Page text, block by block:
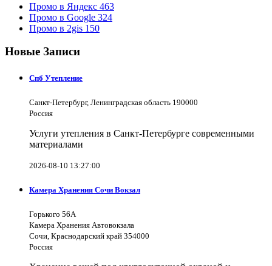
Промо в Яндекс 463
Промо в Google 324
Промо в 2gis 150
Новые Записи
Спб Утепление
Санкт-Петербург, Ленинградская область 190000
Россия
Услуги утепления в Санкт-Петербурге современными
материалами
2026-08-10 13:27:00
Камера Хранения Сочи Вокзал
Горького 56А
Камера Хранения Автовокзала
Сочи, Краснодарский край 354000
Россия